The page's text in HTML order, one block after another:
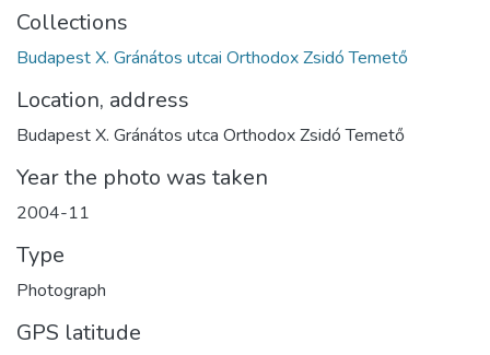
Collections
Budapest X. Gránátos utcai Orthodox Zsidó Temető
Location, address
Budapest X. Gránátos utca Orthodox Zsidó Temető
Year the photo was taken
2004-11
Type
Photograph
GPS latitude